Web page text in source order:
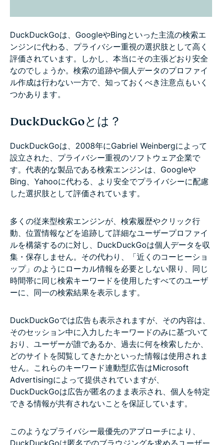
DuckDuckGoは、GoogleやBingといった主流の検索エ
ンジンに代わる、プライバシー重視の選択肢として高く
評価されています。しかし、本当にその主張どおり安全
なのでしょうか。検索の追跡や個人データのプロファイ
ル作成は行わない一方で、知っておくべき注意点もいく
つかあります。
DuckDuckGoとは？
DuckDuckGoは、2008年にGabriel Weinbergによって
設立された、プライバシー重視のソフトウェア企業で
す。代表的な製品である検索エンジンは、Googleや
Bing、Yahooに代わる、より安全でプライバシーに配慮
した選択肢として評価されています。
多くの従来型検索エンジンが、検索履歴やクリック行
動、位置情報などを追跡して詳細なユーザープロファイ
ルを構築するのに対し、DuckDuckGoは個人データを収
集・保存しません。その代わり、「近くのコーヒーショ
ップ」のようにローカル情報を必要としない限り、同じ
時間帯に同じ検索キーワードを使用したすべてのユーザ
ーに、同一の検索結果を表示します。
DuckDuckGoでは広告も表示されますが、その内容は、
そのセッション中に入力したキーワードのみに基づいて
おり、ユーザーが誰であるか、過去に何を検索したか、
どのサイトを閲覧してきたかといった情報は使用されま
せん。これらのキーワード連動型広告はMicrosoft
Advertisingによって提供されていますが、
DuckDuckGoは広告が匿名のまま表示され、個人を特定
できる情報が共有されないことを保証しています。
このようなプライバシー最優先のアプローチにより、
DuckDuckGoは匿名でのブラウジングを求めるユーザー